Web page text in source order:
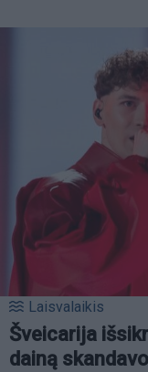
Laisvalaikis
Šveicarija
dainą